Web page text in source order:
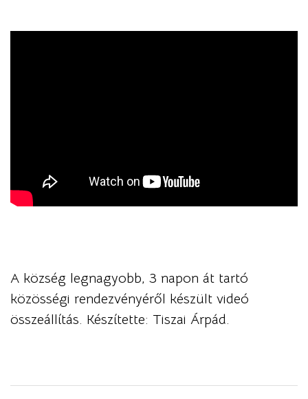
A község legnagyobb, 3 napon át tartó
közösségi rendezvényéről készült videó
összeállítás. Készítette: Tiszai Árpád.